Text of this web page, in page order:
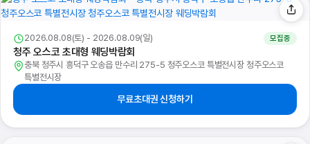
2026.08.08(토) - 2026.08.09(일) 모집중
청주 오스코 초대형 웨딩박람회
충북 청주시 흥덕구 오송읍 만수리 275-5 청주오스코 특별전시장 청주오스코
특별전시장
무료초대권 신청하기